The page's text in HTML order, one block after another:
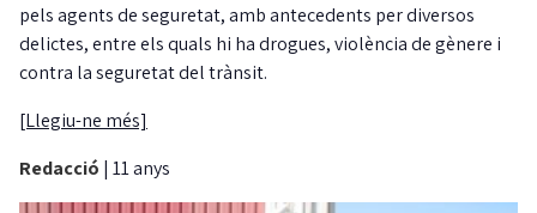
pels agents de seguretat, amb antecedents per diversos
delictes, entre els quals hi ha drogues, violència de gènere i
contra la seguretat del trànsit.
[Llegiu-ne més]
Redacció | 11 anys